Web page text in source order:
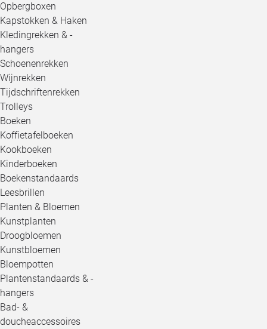
Opbergboxen
Kapstokken & Haken
Kledingrekken & -
hangers
Schoenenrekken
Wijnrekken
Tijdschriftenrekken
Trolleys
Boeken
Koffietafelboeken
Kookboeken
Kinderboeken
Boekenstandaards
Leesbrillen
Planten & Bloemen
Kunstplanten
Droogbloemen
Kunstbloemen
Bloempotten
Plantenstandaards & -
hangers
Bad- &
doucheaccessoires